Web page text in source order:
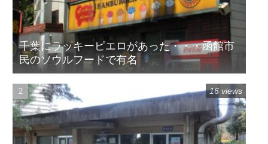
千葉にラッキーピエロがあった・・・函館市
民のソウルフードで有名
16 views